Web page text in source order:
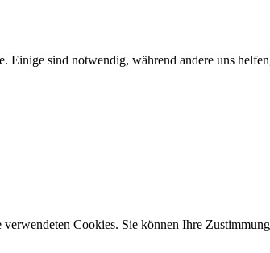
Einige sind notwendig, während andere uns
Cookies. Sie können Ihre